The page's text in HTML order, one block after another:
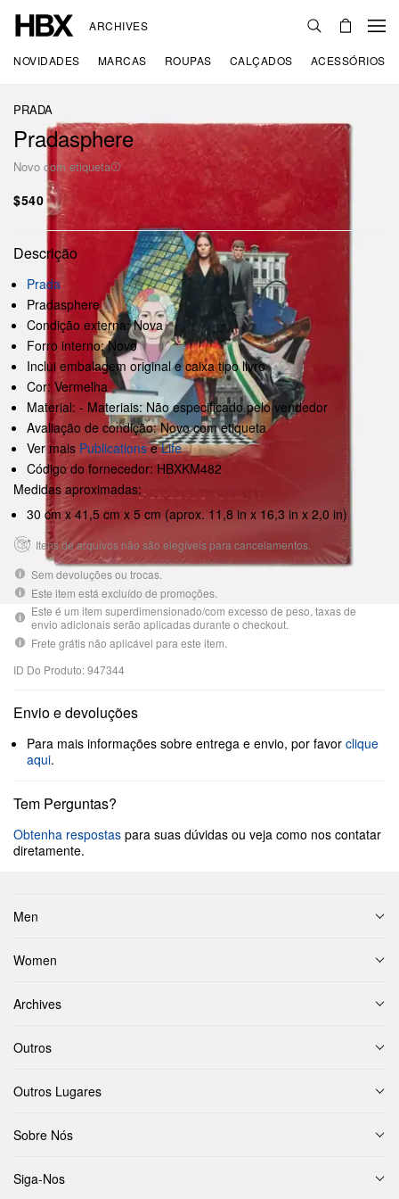
ARCHIVES
NOVIDADES MARCAS ROUPAS CALÇADOS ACESSÓRIOS
PRADA
Pradasphere
Novo com etiqueta
$540
Descrição
Prada
Pradasphere
Condição externa: Nova
Forro interno: Novo
Inclui embalagem original e caixa tipo livro
Cor: Vermelha
Material: - Materiais: Não especificado pelo vendedor
Avaliação de condição: Novo com etiqueta
Ver mais PublicationseLife
Código do fornecedor: HBXKM482
Medidas aproximadas:
30 cm x 41,5 cm x 5 cm (aprox. 11,8 in x 16,3 in x 2,0 in)
Itens de arquivos não são elegíveis para cancelamentos.
Sem devoluções ou trocas.
Este item está excluído de promoções.
Este é um item superdimensionado/com excesso de peso, taxas de
envio adicionais serão aplicadas durante o checkout.
Frete grátis não aplicável para este item.
ID Do Produto: 947344
Envio e devoluções
Para mais informações sobre entrega e envio, por favor clique
aqui.
Tem Perguntas?
Obtenha respostas para suas dúvidas ou veja como nos contatar
diretamente.
Men
Women
Archives
Outros
Outros Lugares
Sobre Nós
Siga-Nos